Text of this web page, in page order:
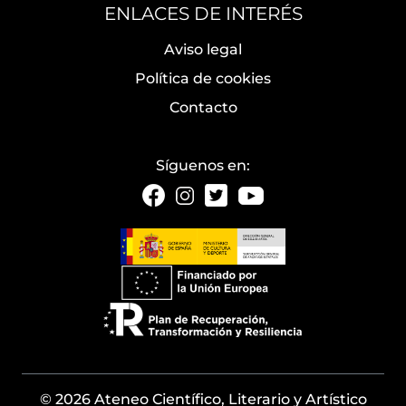
ENLACES DE INTERÉS
Aviso legal
Política de cookies
Contacto
Síguenos en:
© 2026 Ateneo Científico, Literario y Artístico